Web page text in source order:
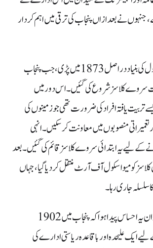
جنہوں نے بعد ازاں پنجاب کی ترقی میں اہم کردار
رسول انجینئرنگ اسکول کی بنیاد دراصل 1873 میں پڑی، جب پنجاب
سروے کلاسز شروع کی گئیں۔ اس دور میں
تربیت یافتہ افراد کی ضرورت تھی جو زمینوں کی
تعمیراتی منصوبوں میں معاونت کر سکیں۔ انہی
کے لیے یہ ابتدائی سروے کلاسز قائم کی گئیں۔ بعد
میں ان کلاسز کو میو اسکول آف آرٹ منتقل کر دیا گیا، جہاں
سلسلہ جاری رہا۔
1902 سے 1906 کے دوران یہ احساس پیدا ہوا کہ پنجاب میں
لیے ایک علیحدہ اور باقاعدہ ریاستی ادارے کی